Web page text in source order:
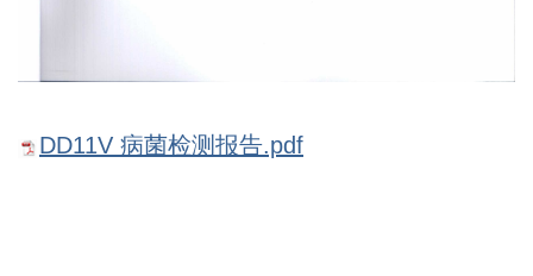
DD11V 病菌检测报告.pdf